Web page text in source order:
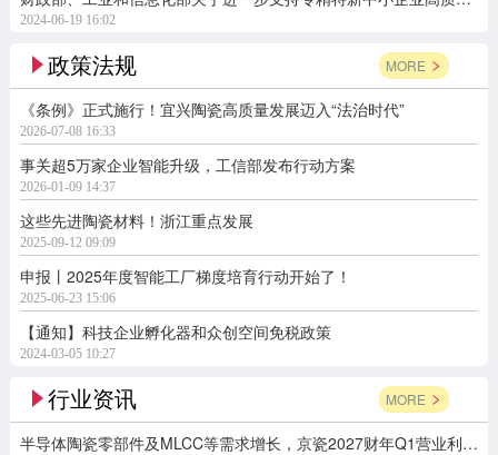
2024-06-19 16:02
政策法规 MORE
《条例》正式施行！宜兴陶瓷高质量发展迈入“法治时代”
2026-07-08 16:33
事关超5万家企业智能升级，工信部发布行动方案
2026-01-09 14:37
这些先进陶瓷材料！浙江重点发展
2025-09-12 09:09
申报丨2025年度智能工厂梯度培育行动开始了！
2025-06-23 15:06
【通知】科技企业孵化器和众创空间免税政策
2024-03-05 10:27
行业资讯 MORE
半导体陶瓷零部件及MLCC等需求增长，京瓷2027财年Q1营业利润同比增长164.7%